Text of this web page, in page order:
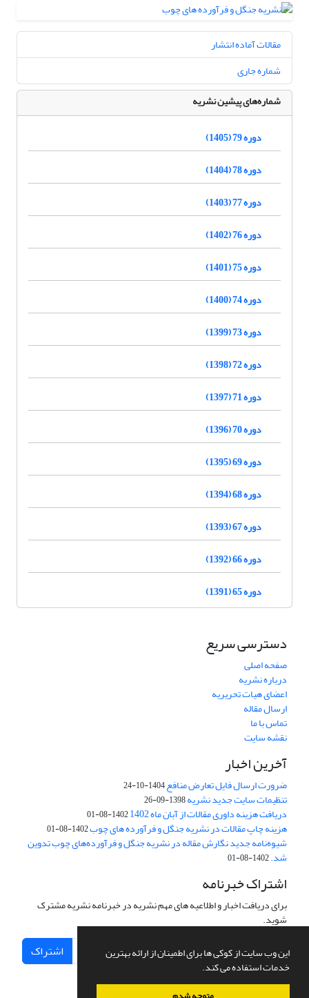
این وب سایت از کوکی ها برای اطمینان از ارائه بهترین
خدمات استفاده می کند.
مقالات آماده انتشار
شماره جاری
شماره‌های پیشین نشریه
دوره 79 (1405)
دوره 78 (1404)
دوره 77 (1403)
دوره 76 (1402)
دوره 75 (1401)
دوره 74 (1400)
دوره 73 (1399)
دوره 72 (1398)
دوره 71 (1397)
دوره 70 (1396)
دوره 69 (1395)
دوره 68 (1394)
دوره 67 (1393)
دوره 66 (1392)
دوره 65 (1391)
دسترسی سریع
صفحه اصلی
درباره نشریه
اعضای هیات تحریریه
ارسال مقاله
تماس با ما
نقشه سایت
آخرین اخبار
ضرورت ارسال فایل تعارض منافع1404-10-24
تنظیمات سایت جدید نشریه1398-09-26
دریافت هزینه داوری مقالات از آبان ماه 1402 1402-08-01
هزینه چاپ مقالات در نشریه جنگل و فرآورده های چوب1402-08-01
شیوه‌نامه جدید نگارش مقاله در نشریه جنگل و فرآورده‌های چوب تدوین
شد.1402-08-01
اشتراک خبرنامه
برای دریافت اخبار و اطلاعیه های مهم نشریه در خبرنامه نشریه مشترک
شوید.
اشتراک